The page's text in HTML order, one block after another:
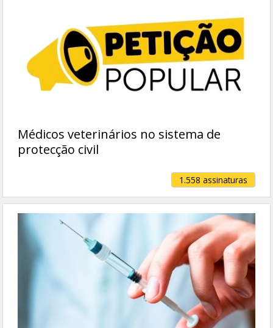
Médicos veterinários no sistema de
protecção civil
1.558 assinaturas